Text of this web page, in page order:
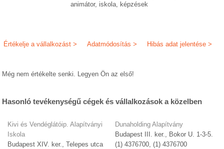
animátor, iskola, képzések
Hibás adat jelentése >
Adatmódosítás >
Értékelje a vállalkozást >
Még nem értékelte senki. Legyen Ön az első!
Hasonló tevékenységű cégek és vállalkozások a közelben
Kivi és Vendéglátóip. Alapítványi
Iskola
Budapest XIV. ker., Telepes utca
Dunaholding Alapítvány
Budapest III. ker., Bokor U. 1-3-5.
(1) 4376700, (1) 4376700